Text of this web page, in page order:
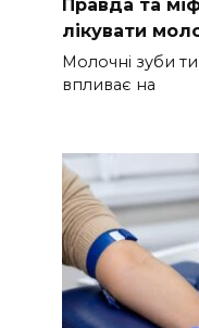
Правда та
лікувати
Молочні зуби
впливає на